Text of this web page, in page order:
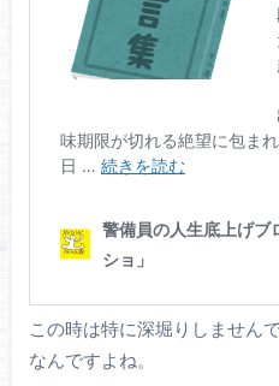
この時は特に深堀りしません
なんですよね。